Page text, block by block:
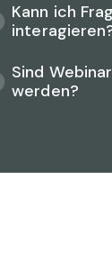
Kann ich
Sind
werden?